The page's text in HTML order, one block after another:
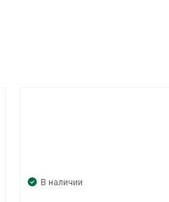
В наличии